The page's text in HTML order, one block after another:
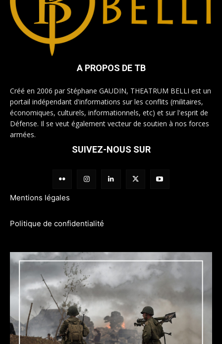
A PROPOS DE TB
Créé en 2006 par Stéphane GAUDIN, THEATRUM BELLI est un
portail indépendant d'informations sur les conflits (militaires,
économiques, culturels, informationnels, etc) et sur l'esprit de
Défense. Il se veut également vecteur de soutien à nos forces
armées.
SUIVEZ-NOUS SUR
Mentions légales
Politique de confidentialité